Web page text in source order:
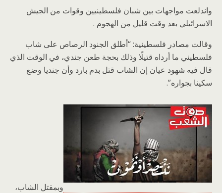
واندلعت مواجهات بين شبان فلسطينيين وقوات من الجيش
الاسرائيلي بعد وقت قليل من الهجوم .
وقالت مصادر فلسطينية: “أطلق الجنود الرصاص على شاب
فلسطيني ما أرداه قتيلًا وذلك بحجة طعن جندي، في الوقت الذي
قال فيه شهود عيان إن الشاب قتل بدم بارد وأن جنديا وضع
سكينا بجواره”.
وبمقتل الشاب،